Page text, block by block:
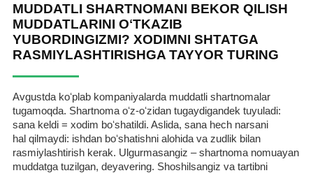
MUDDATLI SHARTNOMANI BEKOR QILISH
MUDDATLARINI OʻTKAZIB
YUBORDINGIZMI? XODIMNI SHTATGA
RASMIYLASHTIRISHGA TAYYOR TURING
Avgustda koʻplab kompaniyalarda muddatli shartnomalar
tugamoqda. Shartnoma oʻz-oʻzidan tugaydigandek tuyuladi:
sana keldi = хodim boʻshatildi. Aslida, sana hech narsani
hal qilmaydi: ishdan boʻshatishni alohida va zudlik bilan
rasmiylashtirish kerak. Ulgurmasangiz – shartnoma nomuayan
muddatga tuzilgan, deyavering. Shoshilsangiz va tartibni